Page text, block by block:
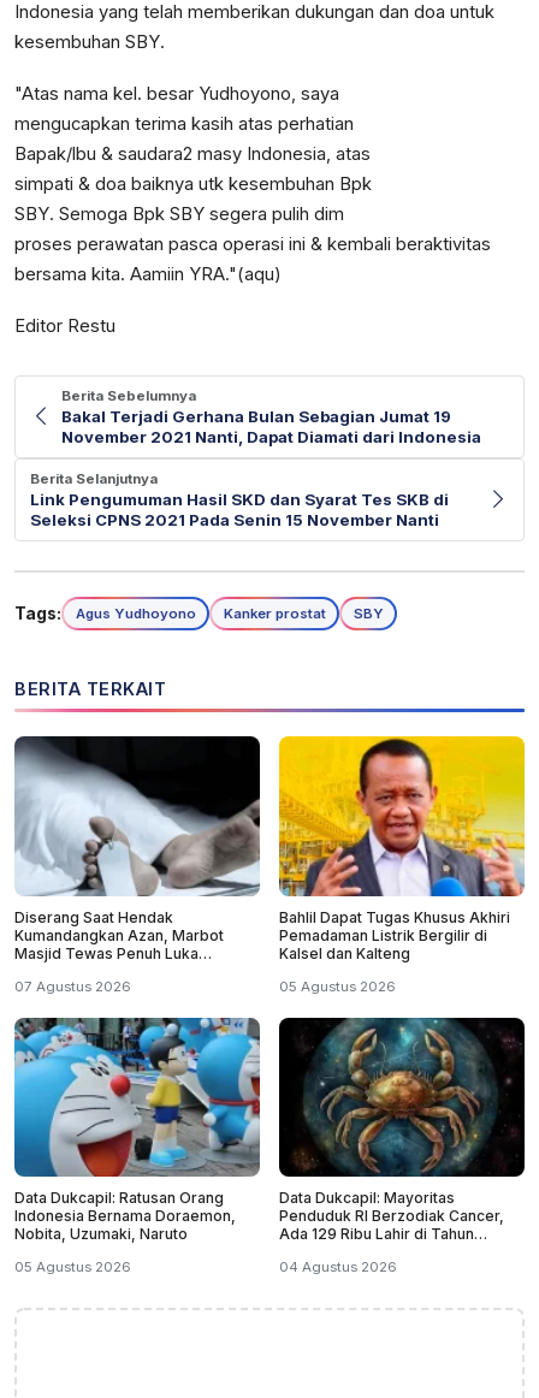
Indonesia yang telah memberikan dukungan dan doa untuk
kesembuhan SBY.
"Atas nama kel. besar Yudhoyono, saya
mengucapkan terima kasih atas perhatian
Bapak/lbu & saudara2 masy Indonesia, atas
simpati & doa baiknya utk kesembuhan Bpk
SBY. Semoga Bpk SBY segera pulih dim
proses perawatan pasca operasi ini & kembali beraktivitas
bersama kita. Aamiin YRA."(aqu)
Editor Restu
Berita Sebelumnya
Bakal Terjadi Gerhana Bulan Sebagian Jumat 19
November 2021 Nanti, Dapat Diamati dari Indonesia
Berita Selanjutnya
Link Pengumuman Hasil SKD dan Syarat Tes SKB di
Seleksi CPNS 2021 Pada Senin 15 November Nanti
Tags: Agus Yudhoyono Kanker prostat SBY
BERITA TERKAIT
Diserang Saat Hendak
Kumandangkan Azan, Marbot
Masjid Tewas Penuh Luka
07 Agustus 2026
Bahlil Dapat Tugas Khusus Akhiri
Pemadaman Listrik Bergilir di
Kalsel dan Kalteng
05 Agustus 2026
Data Dukcapil: Ratusan Orang
Indonesia Bernama Doraemon,
Nobita, Uzumaki, Naruto
05 Agustus 2026
Data Dukcapil: Mayoritas
Penduduk RI Berzodiak Cancer,
Ada 129 Ribu Lahir di Tahun
04 Agustus 2026